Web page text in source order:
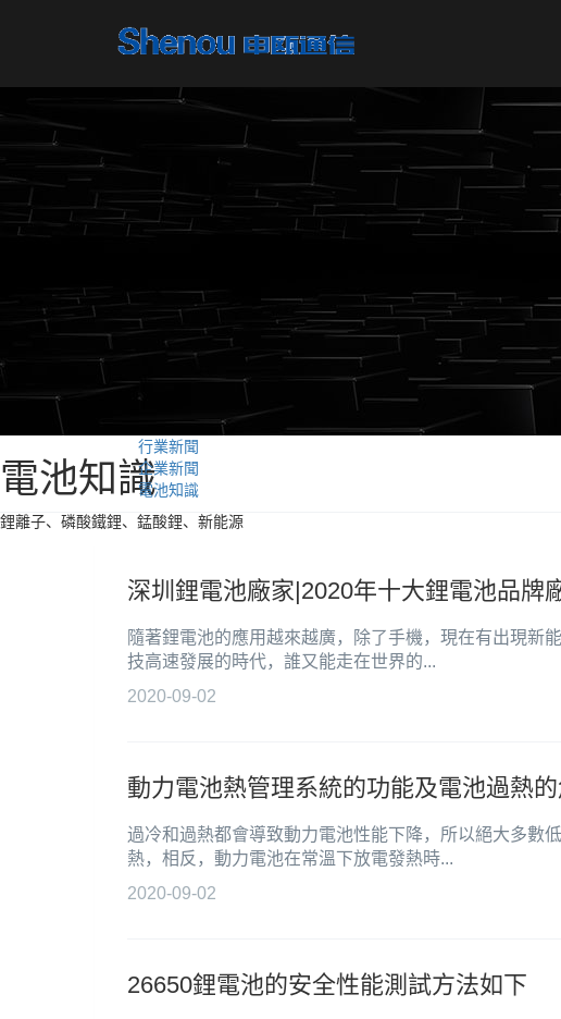
電池知識
鋰離子、磷酸鐵鋰、錳酸鋰、新能源
行業新聞
企業新聞
電池知識
深圳鋰電池廠家|2020年十大鋰電池品牌
隨著鋰電池的應用越來越廣，除了手機，現在有出現新
技高速發展的時代，誰又能走在世界的...
2020-09-02
動力電池熱管理系統的功能及電池過熱
過冷和過熱都會導致動力電池性能下降，所以絕大多數
熱，相反，動力電池在常溫下放電發熱時...
2020-09-02
26650鋰電池的安全性能測試方法如下